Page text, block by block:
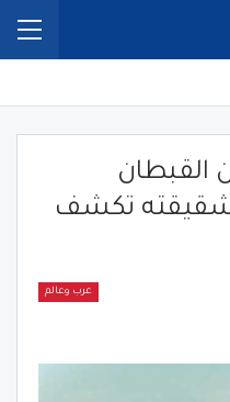
القبطان
تكشف
عرب وعالم